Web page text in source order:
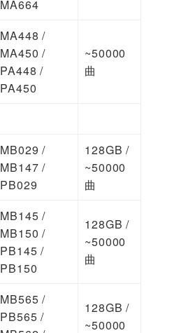
MA664
MA448 /
MA450 /
PA448 /
PA450
~50000
曲
MB029 /
MB147 /
PB029
128GB /
~50000
曲
MB145 /
MB150 /
PB145 /
PB150
128GB /
~50000
曲
MB565 /
PB565 /
128GB /
~50000